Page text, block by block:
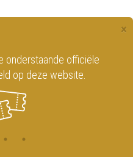
×
onderstaande officiële
op deze website.